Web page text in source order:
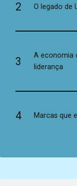
2 O legado de
3
A economia
liderança
4 Marcas que